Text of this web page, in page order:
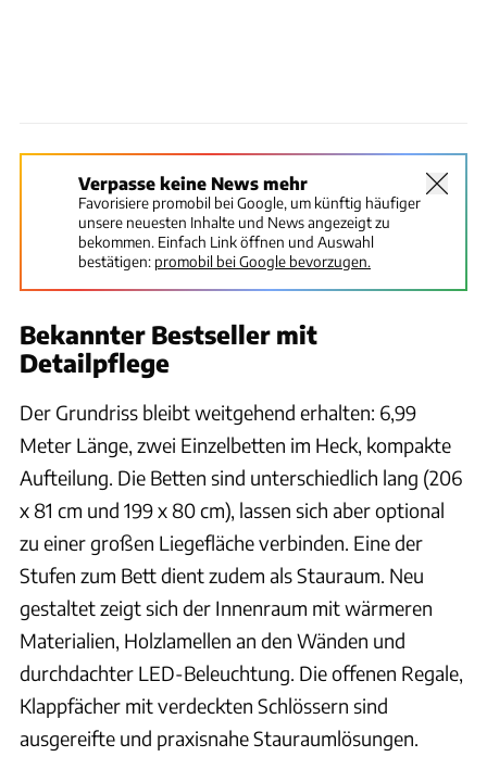
Verpasse keine News mehr
Favorisiere promobil bei Google, um künftig häufiger
unsere neuesten Inhalte und News angezeigt zu
bekommen. Einfach Link öffnen und Auswahl
bestätigen: promobil bei Google bevorzugen.
Bekannter Bestseller mit
Detailpflege
Der Grundriss bleibt weitgehend erhalten: 6,99
Meter Länge, zwei Einzelbetten im Heck, kompakte
Aufteilung. Die Betten sind unterschiedlich lang (206
x 81 cm und 199 x 80 cm), lassen sich aber optional
zu einer großen Liegefläche verbinden. Eine der
Stufen zum Bett dient zudem als Stauraum. Neu
gestaltet zeigt sich der Innenraum mit wärmeren
Materialien, Holzlamellen an den Wänden und
durchdachter LED-Beleuchtung. Die offenen Regale,
Klappfächer mit verdeckten Schlössern sind
ausgereifte und praxisnahe Stauraumlösungen.